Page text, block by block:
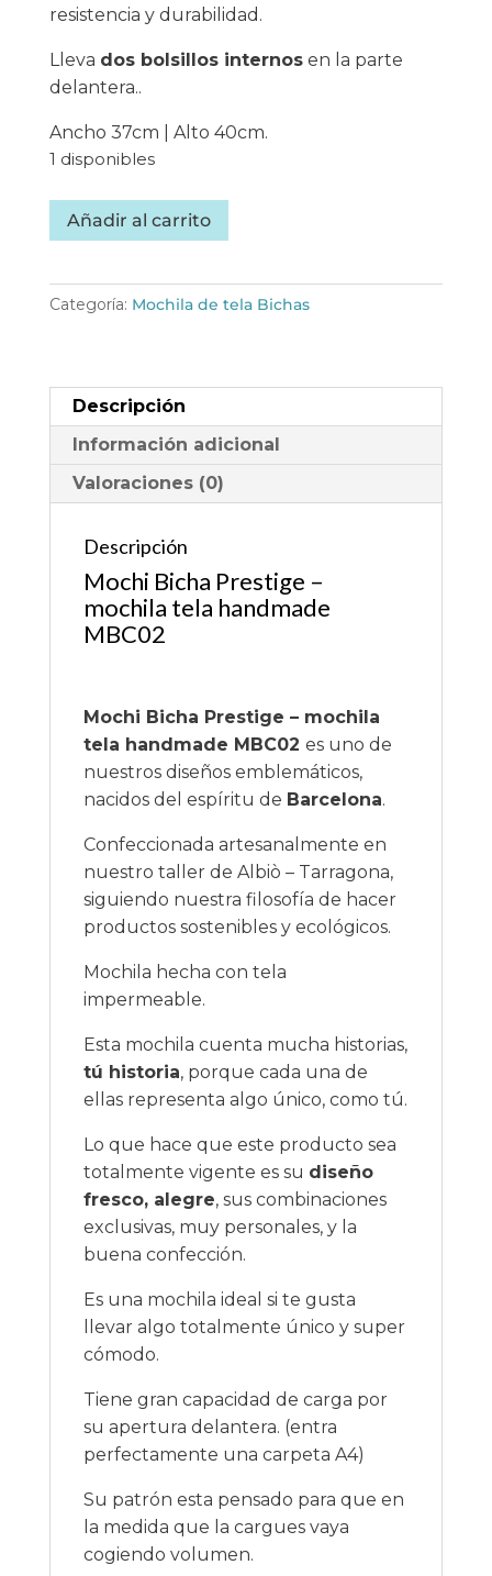
resistencia y durabilidad.
Lleva dos bolsillos internosen la parte
delantera..
Ancho 37cm | Alto 40cm.
1 disponibles
Mochi
Bicha
-
MBC02
cantidad
Añadir al carrito
Categoría: Mochila de tela Bichas
Descripción
Información adicional
Valoraciones (0)
Descripción
Mochi Bicha Prestige –
mochila tela handmade
MBC02
Mochi Bicha Prestige – mochila
tela handmade MBC02 es uno de
nuestros diseños emblemáticos,
nacidos del espíritu de Barcelona.
Confeccionada artesanalmente en
nuestro taller de Albiò – Tarragona,
siguiendo nuestra filosofía de hacer
productos sostenibles y ecológicos.
Mochila hecha con tela
impermeable.
Esta mochila cuenta mucha historias,
tú historia, porque cada una de
ellas representa algo único, como tú.
Lo que hace que este producto sea
totalmente vigente es su diseño
fresco, alegre, sus combinaciones
exclusivas, muy personales, y la
buena confección.
Es una mochila ideal si te gusta
llevar algo totalmente único y super
cómodo.
Tiene gran capacidad de carga por
su apertura delantera. (entra
perfectamente una carpeta A4)
Su patrón esta pensado para que en
la medida que la cargues vaya
cogiendo volumen.